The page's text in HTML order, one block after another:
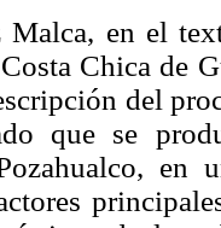
Malca, en el
Chica de
del
que se
en